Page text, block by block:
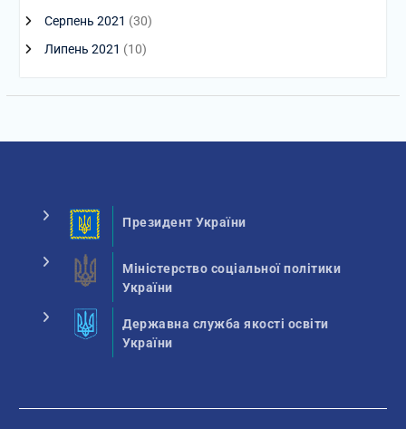
Серпень 2021 (30)
Липень 2021 (10)
Президент України
Міністерство соціальної політики
України
Державна служба якості освіти
України